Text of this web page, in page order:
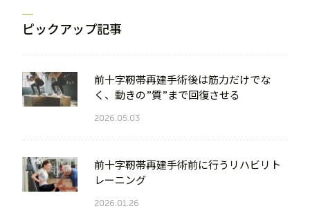
ピックアップ記事
前十字靭帯再建手術後は筋力だけでな
く、動きの”質”まで回復させる
2026.05.03
前十字靭帯再建手術前に行うリハビリト
レーニング
2026.01.26